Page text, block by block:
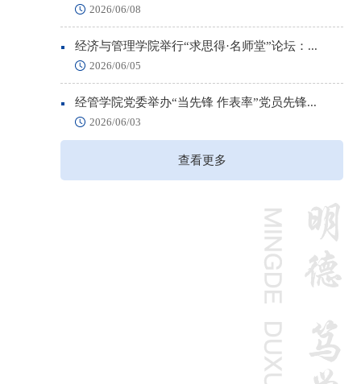
2026/06/08
经济与管理学院举行“求思得·名师堂”论坛：...
2026/06/05
经管学院党委举办“当先锋 作表率”党员先锋...
2026/06/03
查看更多